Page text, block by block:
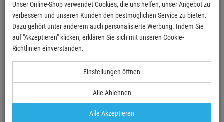
Audio Zubehör
Little Helper Megaphone
Unser Online-Shop verwendet Cookies, die uns helfen, unser Angebot zu
verbessern und unseren Kunden den bestmöglichen Service zu bieten.
Dazu gehört unter anderem auch personalisierte Werbung. Indem Sie
auf "Akzeptieren" klicken, erklären Sie sich mit unseren Cookie-
Richtlinien einverstanden.
Einstellungen öffnen
Alle Ablehnen
Alle Akzeptieren